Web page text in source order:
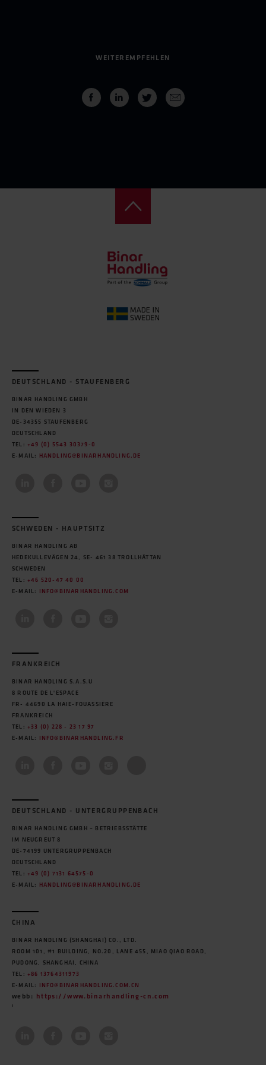
WEITEREMPFEHLEN
DEUTSCHLAND - STAUFENBERG
BINAR HANDLING GMBH
IN DEN WIEDEN 3
DE-34355 STAUFENBERG
DEUTSCHLAND
TEL: +49 (0) 5543 30379-0
E-MAIL:
HANDLING@BINARHANDLING.DE
SCHWEDEN - HAUPTSITZ
BINAR HANDLING AB
HEDEKULLEVÄGEN 24, SE- 461 38 TROLLHÄTTAN
SCHWEDEN
TEL: +46 520-47 40 00
E-MAIL:
INFO@BINARHANDLING.COM
FRANKREICH
BINAR HANDLING S.A.S.U
8 ROUTE DE L'ESPACE
FR- 44690 LA HAIE-FOUASSIÈRE
FRANKREICH
TEL: +33 (0) 228 - 23 17 97
E-MAIL:
INFO@BINARHANDLING.FR
DEUTSCHLAND - UNTERGRUPPENBACH
BINAR HANDLING GMBH – BETRIEBSSTÄTTE
IM NEUGREUT 8
DE-74199 UNTERGRUPPENBACH
DEUTSCHLAND
TEL: +49 (0) 7131 64575-0
E-MAIL:
HANDLING@BINARHANDLING.DE
CHINA
BINAR HANDLING (SHANGHAI) CO., LTD.
ROOM 101, #1 BUILDING, NO.20, LANE 455, MIAO QIAO ROAD,
PUDONG, SHANGHAI, CHINA
TEL: +86 13764311973
E-MAIL:
INFO@BINARHANDLING.COM.CN
webb: https://www.binarhandling-cn.com
'